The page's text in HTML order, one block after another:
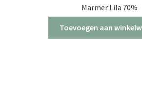
Marmer Lila 70%
Toevoegen aan